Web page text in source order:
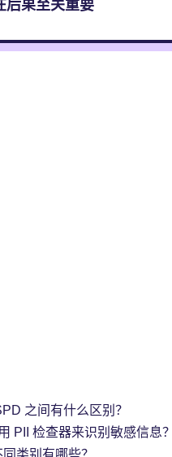
后果至关重要
之间有什么区别？
PII 检查器来识别敏感信息？
同类别有哪些？